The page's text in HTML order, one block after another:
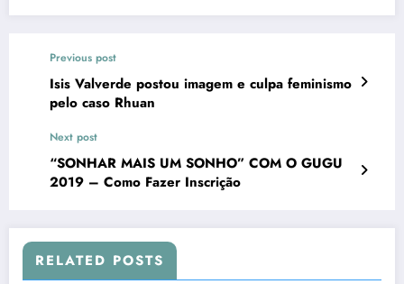
Previous post
Isis Valverde postou imagem e culpa feminismo
pelo caso Rhuan
Next post
“SONHAR MAIS UM SONHO” COM O GUGU
2019 – Como Fazer Inscrição
RELATED POSTS